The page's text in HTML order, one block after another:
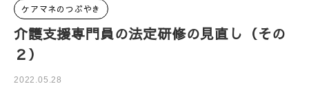
ケアマネのつぶやき
介護支援専門員の法定研修の見直し（その
２）
2022.05.28